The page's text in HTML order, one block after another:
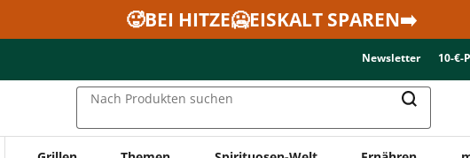
🥵BEI HITZE🥶EISKALT SPAREN➡️
Newsletter 10-€-
Nach Produkten suchen